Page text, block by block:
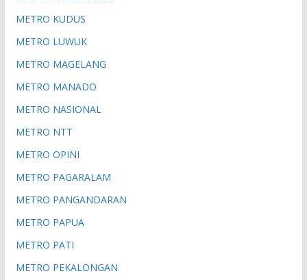
METRO KUDUS
METRO LUWUK
METRO MAGELANG
METRO MANADO
METRO NASIONAL
METRO NTT
METRO OPINI
METRO PAGARALAM
METRO PANGANDARAN
METRO PAPUA
METRO PATI
METRO PEKALONGAN